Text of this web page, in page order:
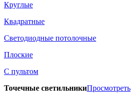
Круглые
Квадратные
Светодиодные потолочные
Плоские
С пультом
Точечные светильникиПросмотреть